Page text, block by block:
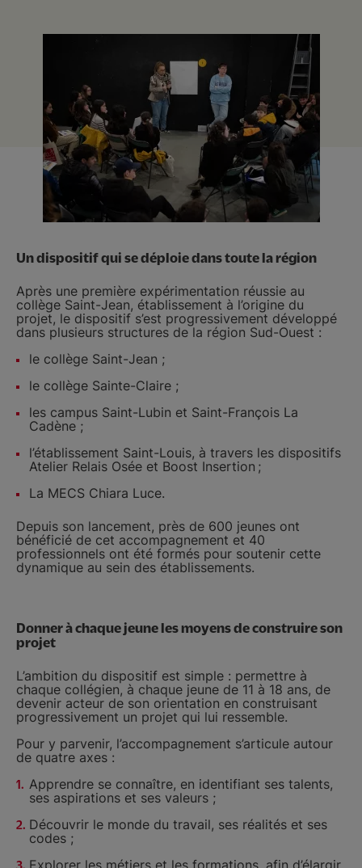
Un dispositif qui se déploie dans toute la région
Après une première expérimentation réussie au
collège Saint-Jean, établissement à l’origine du
projet, le dispositif s’est progressivement développé
dans plusieurs structures de la région Sud-Ouest :
le collège Saint-Jean ;
le collège Sainte-Claire ;
les campus Saint-Lubin et Saint-François La
Cadène ;
l’établissement Saint-Louis, à travers les dispositifs
Atelier Relais Osée et Boost Insertion ;
La MECS Chiara Luce.
Depuis son lancement, près de 600 jeunes ont
bénéficié de cet accompagnement et 40
professionnels ont été formés pour soutenir cette
dynamique au sein des établissements.
Donner à chaque jeune les moyens de construire son
projet
L’ambition du dispositif est simple : permettre à
chaque collégien, à chaque jeune de 11 à 18 ans, de
devenir acteur de son orientation en construisant
progressivement un projet qui lui ressemble.
Pour y parvenir, l’accompagnement s’articule autour
de quatre axes :
Apprendre se connaître, en identifiant ses talents,
ses aspirations et ses valeurs ;
Découvrir le monde du travail, ses réalités et ses
codes ;
Explorer les métiers et les formations, afin d’élargir